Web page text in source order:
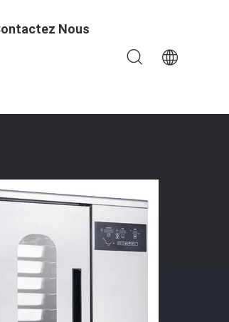
Nous